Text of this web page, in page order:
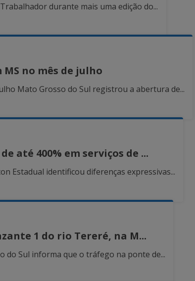
durante mais uma edição do...
no mês de julho
Mato Grosso do Sul registrou a abertura de...
até 400% em serviços de ...
Estadual identificou diferenças expressivas...
1 do rio Tereré, na M...
do Sul informa que o tráfego na ponte de...